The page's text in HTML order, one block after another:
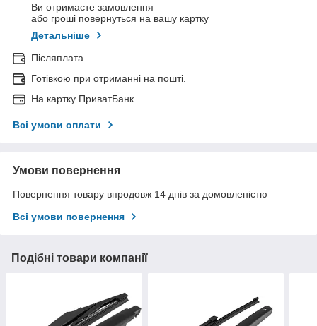
Ви отримаєте замовлення
або гроші повернуться на вашу картку
Детальніше
Післяплата
Готівкою при отриманні на пошті.
На картку ПриватБанк
Всі умови оплати
Умови повернення
Повернення товару впродовж 14 днів за домовленістю
Всі умови повернення
Подібні товари компанії